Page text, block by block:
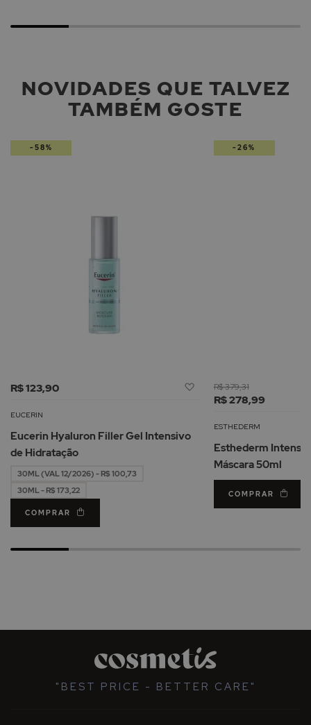
NOVIDADES QUE TALVEZ
TAMBÉM GOSTE
R$ 123,90
Adicionar
Desejos
EUCERIN
Eucerin Hyaluron Filler Gel Intensivo
de Hidratação
30ML (VAL 12/2026) - R$ 100,73
30ML - R$ 173,22
COMPRAR
-58%
R$ 278,99
R$ 379,31
ESTHEDERM
Esthederm
Máscara 50ml
COMPRAR
-26%
"BEST PRICE - BETTER CARE"